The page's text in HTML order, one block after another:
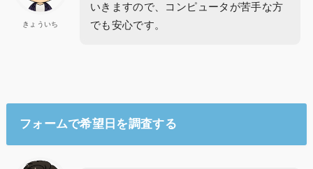
きょういち
いきますので、コンピュータが苦手な方
でも安心です。
フォームで希望日を調査する